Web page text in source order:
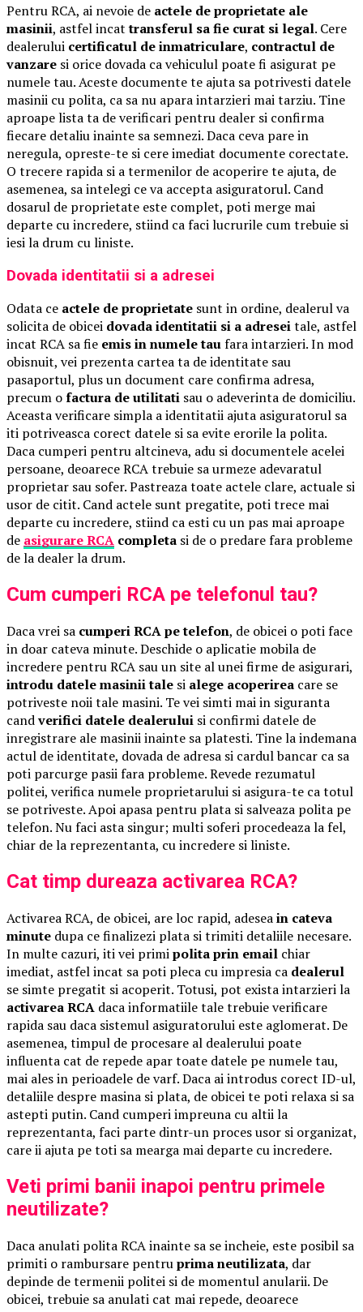
Pentru RCA, ai nevoie de actele de proprietate ale
masinii, astfel incattransferul sa fie curat si legal. Cere
dealerului certificatul de inmatriculare, contractul de
vanzare si orice dovada ca vehiculul poate fi asigurat pe
numele tau. Aceste documente te ajuta sa potrivesti datele
masinii cu polita, ca sa nu apara intarzieri mai tarziu. Tine
aproape lista ta de verificari pentru dealer si confirma
fiecare detaliu inainte sa semnezi. Daca ceva pare in
neregula, opreste-te si cere imediat documente corectate.
O trecere rapida si a termenilor de acoperire te ajuta, de
asemenea, sa intelegi ce va accepta asiguratorul. Cand
dosarul de proprietate este complet, poti merge mai
departe cu incredere, stiind ca faci lucrurile cum trebuie si
iesi la drum cu liniste.
Dovada identitatii si a adresei
Odata ce actele de proprietate sunt in ordine, dealerul va
solicita de obicei dovada identitatii si a adreseitale, astfel
incat RCA sa fie emis in numele taufara intarzieri. In mod
obisnuit, vei prezenta cartea ta de identitate sau
pasaportul, plus un document care confirma adresa,
precum ofactura de utilitati sau o adeverinta de domiciliu.
Aceasta verificare simpla a identitatii ajuta asiguratorul sa
iti potriveasca corect datele si sa evite erorile la polita.
Daca cumperi pentru altcineva, adu si documentele acelei
persoane, deoarece RCA trebuie sa urmeze adevaratul
proprietar sau sofer. Pastreaza toate actele clare, actuale si
usor de citit. Cand actele sunt pregatite, poti trece mai
departe cu incredere, stiind ca esti cu un pas mai aproape
de asigurare RCA completa si de o predare fara probleme
de la dealer la drum.
Cum cumperi RCA pe telefonul tau?
Daca vrei sa cumperi RCA pe telefon, de obicei o poti face
in doar cateva minute. Deschide o aplicatie mobila de
incredere pentru RCA sau un site al unei firme de asigurari,
introdu datele masinii tale si alege acoperirea care se
potriveste noii tale masini. Te vei simti mai in siguranta
candverifici datele dealerului si confirmi datele de
inregistrare ale masinii inainte sa platesti. Tine la indemana
actul de identitate, dovada de adresa si cardul bancar ca sa
poti parcurge pasii fara probleme. Revede rezumatul
politei, verifica numele proprietarului si asigura-te ca totul
se potriveste. Apoi apasa pentru plata si salveaza polita pe
telefon. Nu faci asta singur; multi soferi procedeaza la fel,
chiar de la reprezentanta, cu incredere si liniste.
Cat timp dureaza activarea RCA?
Activarea RCA, de obicei, are loc rapid, adeseain cateva
minute dupa ce finalizezi plata si trimiti detaliile necesare.
In multe cazuri, iti vei primipolita prin email chiar
imediat, astfel incat sa poti pleca cu impresia ca dealerul
se simte pregatit si acoperit. Totusi, pot exista intarzieri la
activarea RCA daca informatiile tale trebuie verificare
rapida sau daca sistemul asiguratorului este aglomerat. De
asemenea, timpul de procesare al dealerului poate
influenta cat de repede apar toate datele pe numele tau,
mai ales in perioadele de varf. Daca ai introdus corect ID-ul,
detaliile despre masina si plata, de obicei te poti relaxa si sa
astepti putin. Cand cumperi impreuna cu altii la
reprezentanta, faci parte dintr-un proces usor si organizat,
care ii ajuta pe toti sa mearga mai departe cu incredere.
Veti primi banii inapoi pentru primele
neutilizate?
Daca anulati polita RCA inainte sa se incheie, este posibil sa
primiti o rambursare pentruprima neutilizata, dar
depinde de termenii politei si de momentul anularii. De
obicei, trebuie sa anulati cat mai repede, deoarece